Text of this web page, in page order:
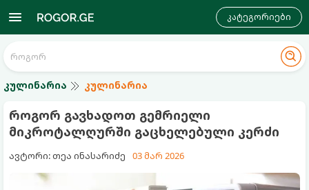
კატეგორიები
კულინარია კულინარია
როგორ გავხადოთ გემრიელი
მიკროტალღურში გაცხელებული კერძი
ავტორი: თეა ინასარიძე 03 მარ 2026